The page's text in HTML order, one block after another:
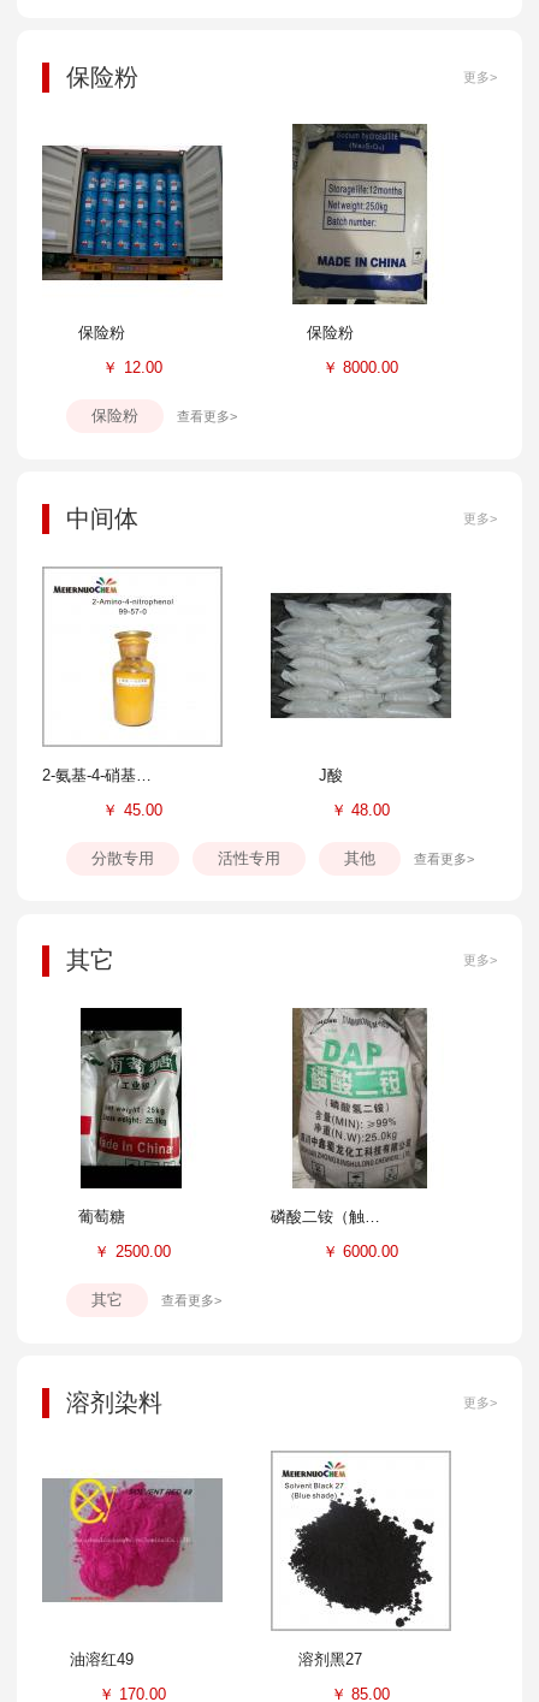
保险粉 更多>
保险粉
￥ 12.00
保险粉
￥ 8000.00
保险粉 查看更多>
中间体 更多>
￥ 45.00
J酸
￥ 48.00
分散专用 活性专用 其他 查看更多>
其它 更多>
葡萄糖
￥ 2500.00
磷酸二铵（触媒）
￥ 6000.00
其它 查看更多>
溶剂染料 更多>
油溶红49
￥ 170.00
溶剂黑27
￥ 85.00